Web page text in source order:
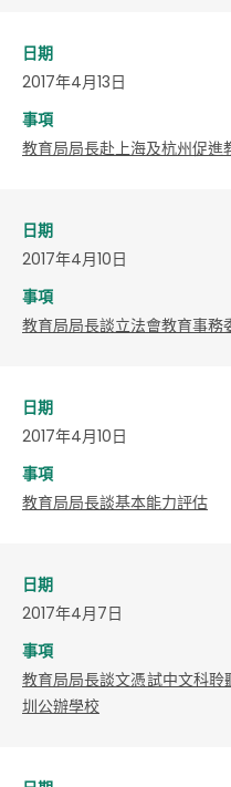
日期
2017年4月13日
事項
教育局局長赴上海及杭州促進
日期
2017年4月10日
事項
教育局局長談立法會教育事
日期
2017年4月10日
事項
教育局局長談基本能力評估
日期
2017年4月7日
事項
教育局局長談文憑試中文科
圳公辦學校